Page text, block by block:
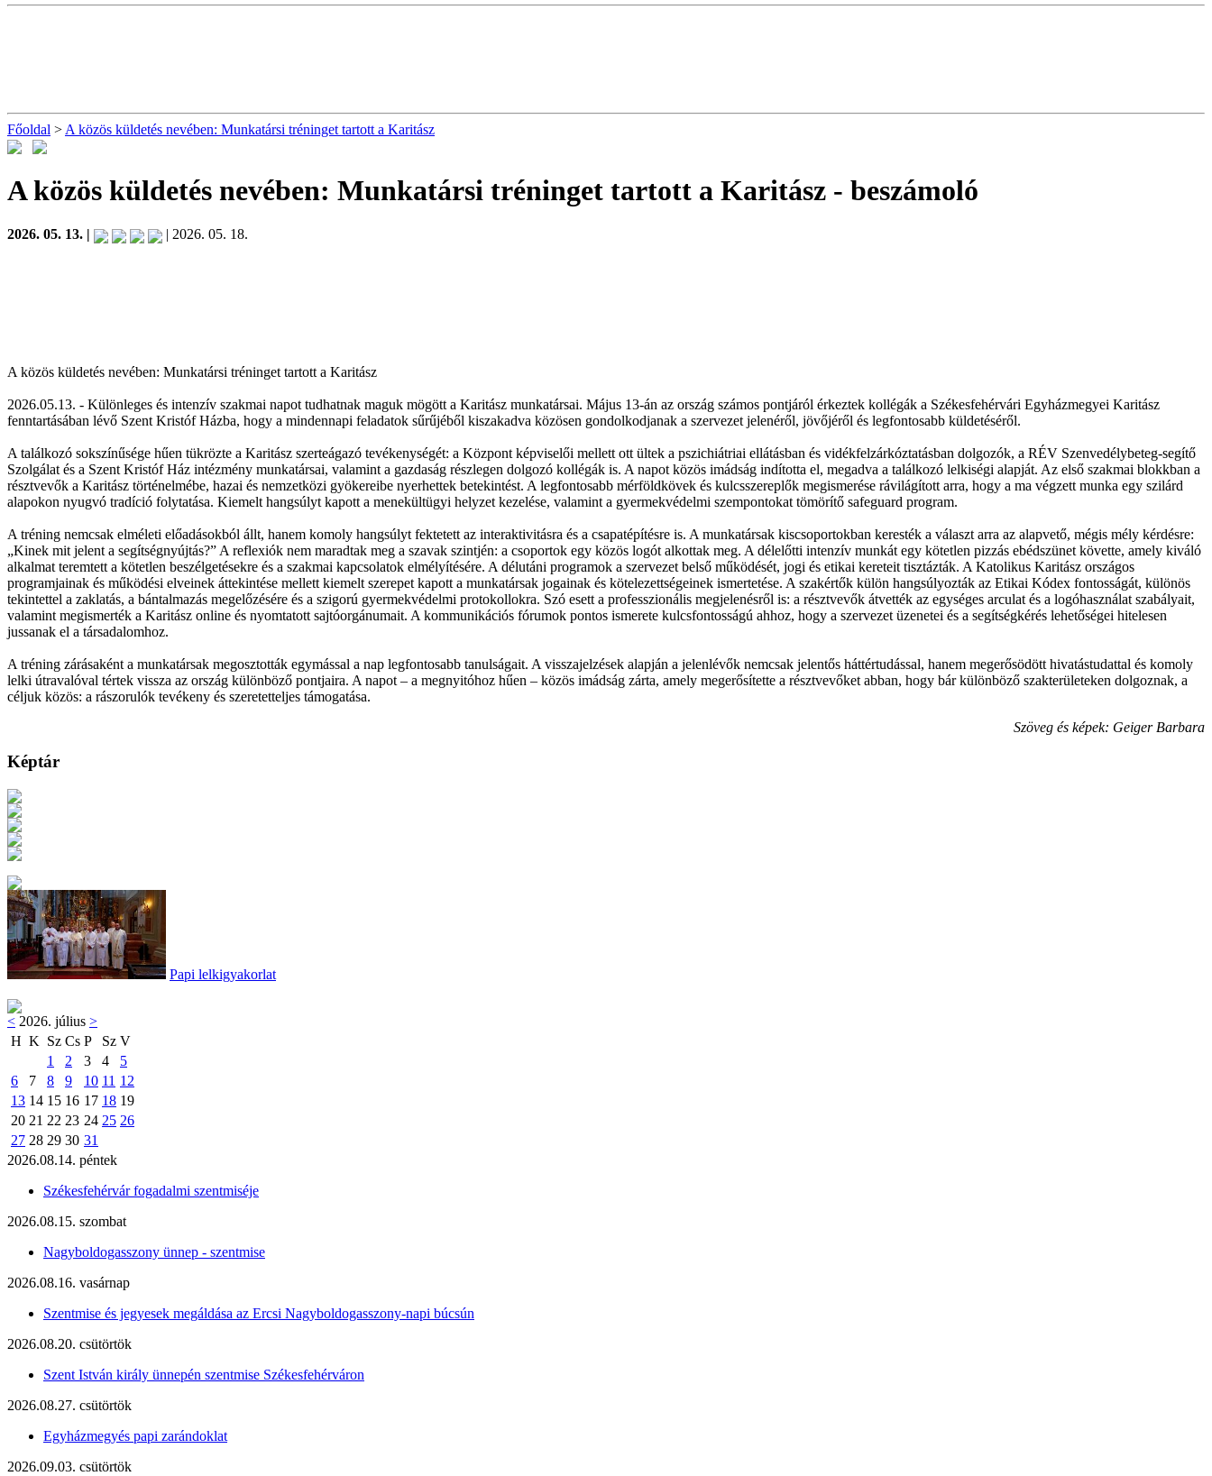
Főoldal > A közös küldetés nevében: Munkatársi tréninget tartott a Karitász
A közös küldetés nevében: Munkatársi tréninget tartott a Karitász - beszámoló
2026. 05. 13. | | 2026. 05. 18.
A közös küldetés nevében: Munkatársi tréninget tartott a Karitász
2026.05.13. - Különleges és intenzív szakmai napot tudhatnak maguk mögött a Karitász munkatársai. Május 13-án az ország számos pontjáról érkeztek kollégák a Székesfehérvári Egyházmegyei Karitász
fenntartásában lévő Szent Kristóf Házba, hogy a mindennapi feladatok sűrűjéből kiszakadva közösen gondolkodjanak a szervezet jelenéről, jövőjéről és legfontosabb küldetéséről.
A találkozó sokszínűsége hűen tükrözte a Karitász szerteágazó tevékenységét: a Központ képviselői mellett ott ültek a pszichiátriai ellátásban és vidékfelzárkóztatásban dolgozók, a RÉV Szenvedélybeteg-segítő
Szolgálat és a Szent Kristóf Ház intézmény munkatársai, valamint a gazdaság részlegen dolgozó kollégák is. A napot közös imádság indította el, megadva a találkozó lelkiségi alapját. Az első szakmai blokkban a
résztvevők a Karitász történelmébe, hazai és nemzetközi gyökereibe nyerhettek betekintést. A legfontosabb mérföldkövek és kulcsszereplők megismerése rávilágított arra, hogy a ma végzett munka egy szilárd
alapokon nyugvó tradíció folytatása. Kiemelt hangsúlyt kapott a menekültügyi helyzet kezelése, valamint a gyermekvédelmi szempontokat tömörítő safeguard program.
A tréning nemcsak elméleti előadásokból állt, hanem komoly hangsúlyt fektetett az interaktivitásra és a csapatépítésre is. A munkatársak kiscsoportokban keresték a választ arra az alapvető, mégis mély kérdésre:
„Kinek mit jelent a segítségnyújtás?” A reflexiók nem maradtak meg a szavak szintjén: a csoportok egy közös logót alkottak meg. A délelőtti intenzív munkát egy kötetlen pizzás ebédszünet követte, amely kiváló
alkalmat teremtett a kötetlen beszélgetésekre és a szakmai kapcsolatok elmélyítésére. A délutáni programok a szervezet belső működését, jogi és etikai kereteit tisztázták. A Katolikus Karitász országos
programjainak és működési elveinek áttekintése mellett kiemelt szerepet kapott a munkatársak jogainak és kötelezettségeinek ismertetése. A szakértők külön hangsúlyozták az Etikai Kódex fontosságát, különös
tekintettel a zaklatás, a bántalmazás megelőzésére és a szigorú gyermekvédelmi protokollokra. Szó esett a professzionális megjelenésről is: a résztvevők átvették az egységes arculat és a logóhasználat szabályait,
valamint megismerték a Karitász online és nyomtatott sajtóorgánumait. A kommunikációs fórumok pontos ismerete kulcsfontosságú ahhoz, hogy a szervezet üzenetei és a segítségkérés lehetőségei hitelesen
jussanak el a társadalomhoz.
A tréning zárásaként a munkatársak megosztották egymással a nap legfontosabb tanulságait. A visszajelzések alapján a jelenlévők nemcsak jelentős háttértudással, hanem megerősödött hivatástudattal és komoly
lelki útravalóval tértek vissza az ország különböző pontjaira. A napot – a megnyitóhoz hűen – közös imádság zárta, amely megerősítette a résztvevőket abban, hogy bár különböző szakterületeken dolgoznak, a
céljuk közös: a rászorulók tevékeny és szeretetteljes támogatása.
Szöveg és képek: Geiger Barbara
Képtár
Papi lelkigyakorlat
< 2026. július >
H K Sz Cs P Sz V
1
2 3 4
5
6
7 8 9 10 11 12
13 14 15 16 17 18 19
20 21 22 23 24 25 26
27 28 29 30 31
2026.08.14. péntek
Székesfehérvár fogadalmi szentmiséje
2026.08.15. szombat
Nagyboldogasszony ünnep - szentmise
2026.08.16. vasárnap
Szentmise és jegyesek megáldása az Ercsi Nagyboldogasszony-napi búcsún
2026.08.20. csütörtök
Szent István király ünnepén szentmise Székesfehérváron
2026.08.27. csütörtök
Egyházmegyés papi zarándoklat
2026.09.03. csütörtök